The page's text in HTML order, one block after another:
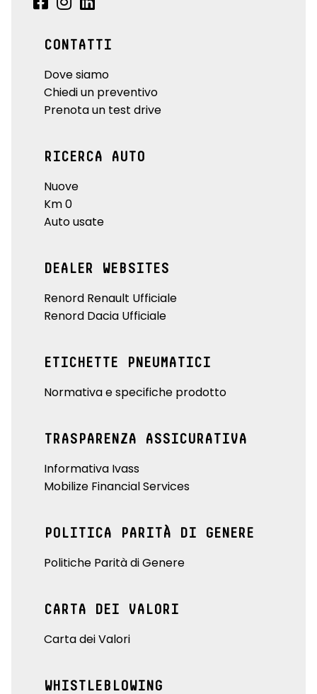
CONTATTI
Dove siamo
Chiedi un preventivo
Prenota un test drive
RICERCA AUTO
Nuove
Km 0
Auto usate
DEALER WEBSITES
Renord Renault Ufficiale
Renord Dacia Ufficiale
ETICHETTE PNEUMATICI
Normativa e specifiche prodotto
TRASPARENZA ASSICURATIVA
Informativa Ivass
Mobilize Financial Services
POLITICA PARITÀ DI GENERE
Politiche Parità di Genere
CARTA DEI VALORI
Carta dei Valori
WHISTLEBLOWING